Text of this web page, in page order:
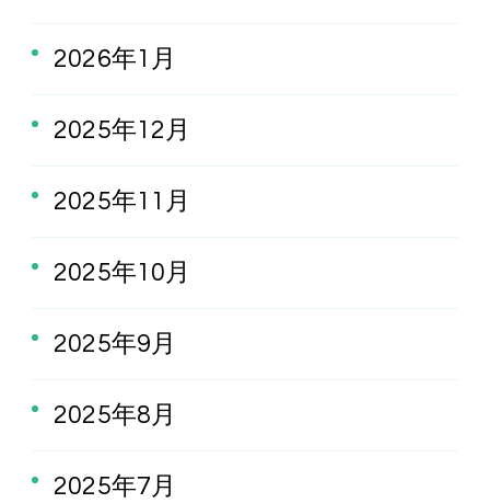
2026年1月
2025年12月
2025年11月
2025年10月
2025年9月
2025年8月
2025年7月